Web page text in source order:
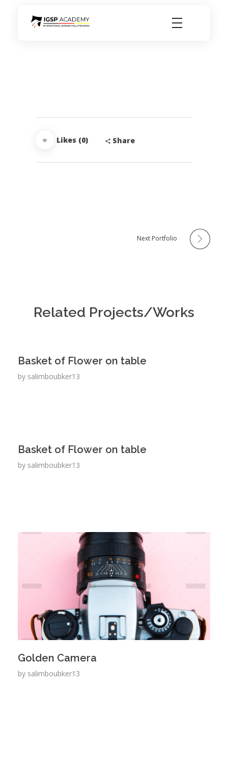
Likes (0) Share
Next Portfolio
Related Projects/Works
Basket of Flower on table
by salimboubker13
Basket of Flower on table
by salimboubker13
Golden Camera
by salimboubker13